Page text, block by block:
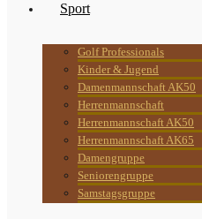
Sport
Golf Professionals
Kinder & Jugend
Damenmannschaft AK50
Herrenmannschaft
Herrenmannschaft AK50
Herrenmannschaft AK65
Damengruppe
Seniorengruppe
Samstagsgruppe